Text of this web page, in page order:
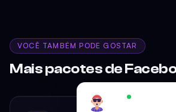
VOCÊ TAMBÉM PODE GOSTAR
Mais pacotes de